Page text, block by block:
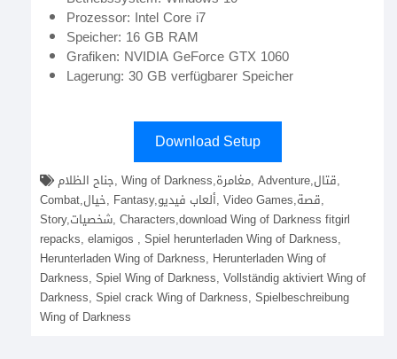
Prozessor: Intel Core i7
Speicher: 16 GB RAM
Grafiken: NVIDIA GeForce GTX 1060
Lagerung: 30 GB verfügbarer Speicher
Download Setup
Combat,خيال, Fantasy,ألعاب فيديو, Video Games,قصة,
Story,شخصيات, Characters,download Wing of Darkness fitgirl
repacks, elamigos , Spiel herunterladen Wing of Darkness,
Herunterladen Wing of Darkness, Herunterladen Wing of
Darkness, Spiel Wing of Darkness, Vollständig aktiviert Wing of
Darkness, Spiel crack Wing of Darkness, Spielbeschreibung
Wing of Darkness